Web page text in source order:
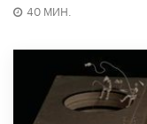
40 МИН.